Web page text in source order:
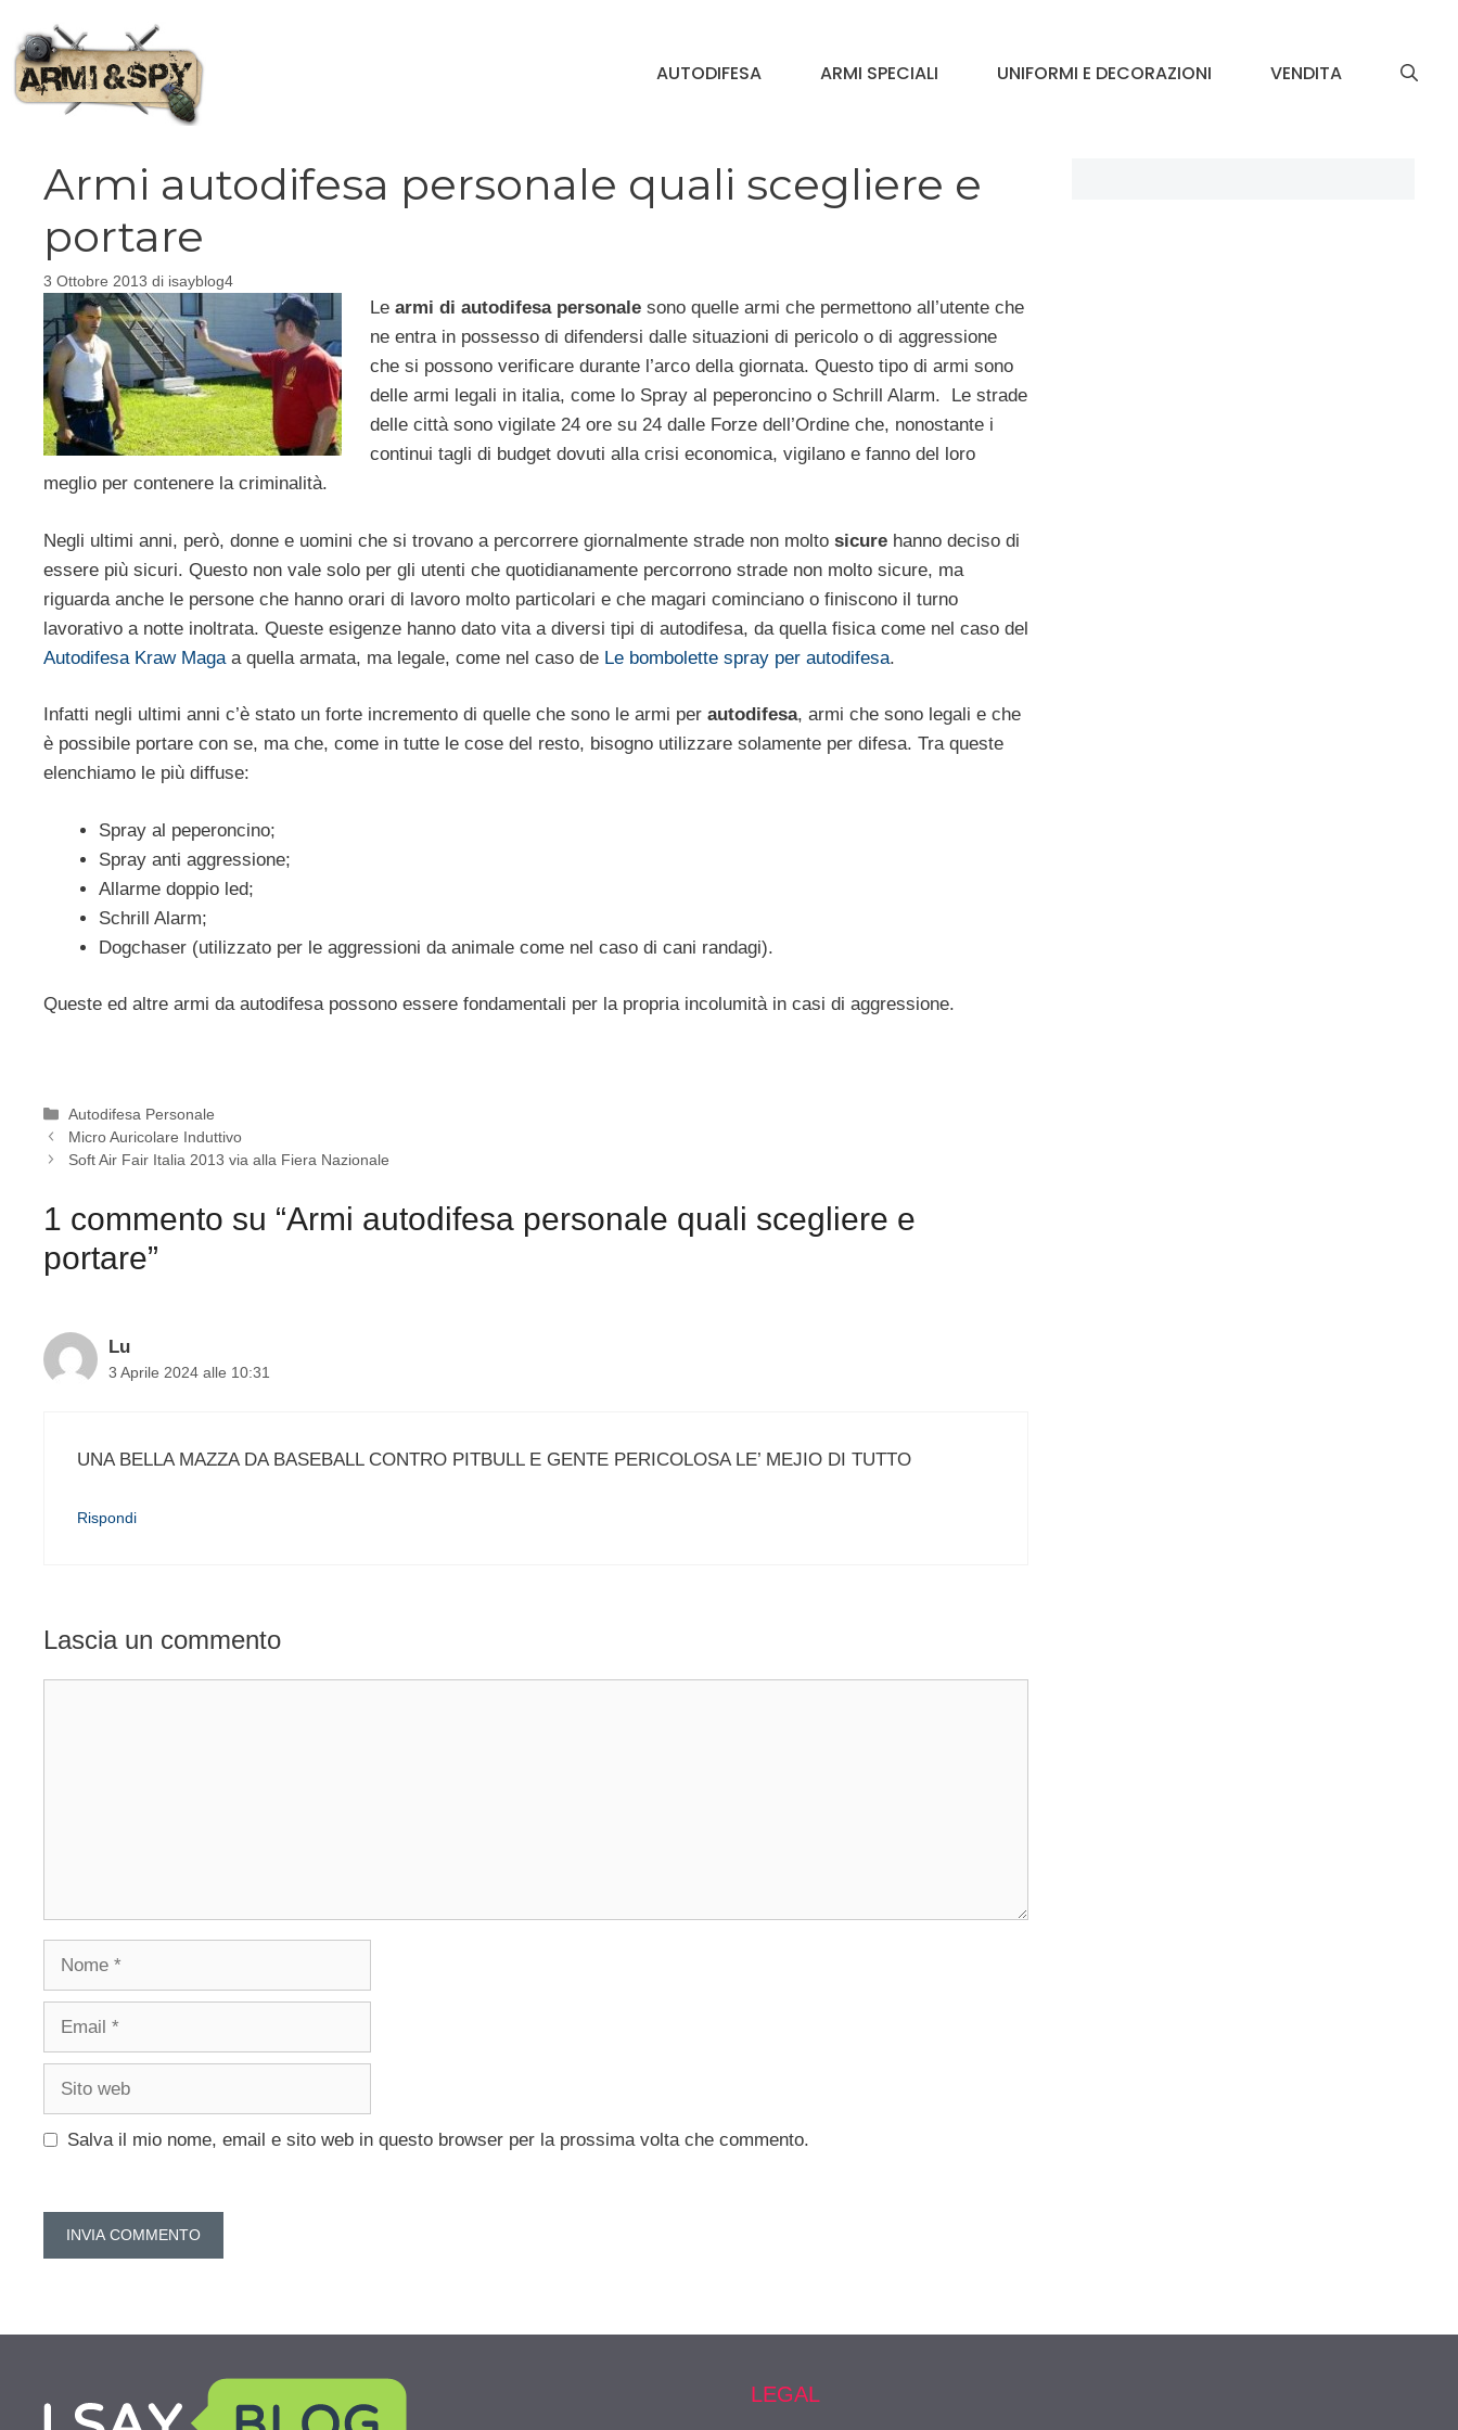
contenuto
AUTODIFESA ARMI SPECIALI UNIFORMI E DECORAZIONI VENDITA
Armi autodifesa personale quali scegliere e
portare
3 Ottobre 2013 di isayblog4
Le armi di autodifesa personale sono quelle armi che permettono all’utente che
ne entra in possesso di difendersi dalle situazioni di pericolo o di aggressione
che si possono verificare durante l’arco della giornata. Questo tipo di armi sono
delle armi legali in italia, come lo Spray al peperoncino o Schrill Alarm. Le strade
delle città sono vigilate 24 ore su 24 dalle Forze dell’Ordine che, nonostante i
continui tagli di budget dovuti alla crisi economica, vigilano e fanno del loro
meglio per contenere la criminalità.
Negli ultimi anni, però, donne e uomini che si trovano a percorrere giornalmente strade non molto sicure hanno deciso di
essere più sicuri. Questo non vale solo per gli utenti che quotidianamente percorrono strade non molto sicure, ma
riguarda anche le persone che hanno orari di lavoro molto particolari e che magari cominciano o finiscono il turno
lavorativo a notte inoltrata. Queste esigenze hanno dato vita a diversi tipi di autodifesa, da quella fisica come nel caso del
Autodifesa Kraw Maga a quella armata, ma legale, come nel caso de Le bombolette spray per autodifesa.
Infatti negli ultimi anni c’è stato un forte incremento di quelle che sono le armi per autodifesa, armi che sono legali e che
è possibile portare con se, ma che, come in tutte le cose del resto, bisogno utilizzare solamente per difesa. Tra queste
elenchiamo le più diffuse:
Spray al peperoncino;
Spray anti aggressione;
Allarme doppio led;
Schrill Alarm;
Dogchaser (utilizzato per le aggressioni da animale come nel caso di cani randagi).
Queste ed altre armi da autodifesa possono essere fondamentali per la propria incolumità in casi di aggressione.
Categorie
Autodifesa Personale
Micro Auricolare Induttivo
Soft Air Fair Italia 2013 via alla Fiera Nazionale
1 commento su “Armi autodifesa personale quali scegliere e
portare”
Lu
3 Aprile 2024 alle 10:31
UNA BELLA MAZZA DA BASEBALL CONTRO PITBULL E GENTE PERICOLOSA LE’ MEJIO DI TUTTO
Rispondi
Lascia un commento
Nome
Email
Sito
Salva il mio nome, email e sito web in questo browser per la prossima volta che commento.
LEGAL